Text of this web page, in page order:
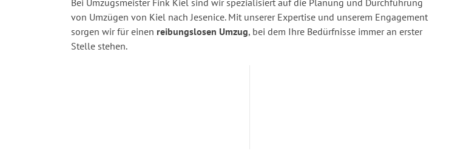
Bei Umzugsmeister Fink Kiel sind wir spezialisiert auf die Planung und Durchführung
von Umzügen von Kiel nach Jesenice. Mit unserer Expertise und unserem Engagement
sorgen wir für einen reibungslosen Umzug, bei dem Ihre Bedürfnisse immer an erster
Stelle stehen.